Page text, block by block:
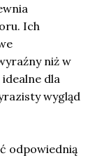
Ich
niż w
dla
wygląd
odpowiednią